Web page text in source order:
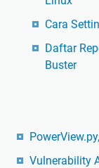
Cara
Daftar
Buster
Vulnerability